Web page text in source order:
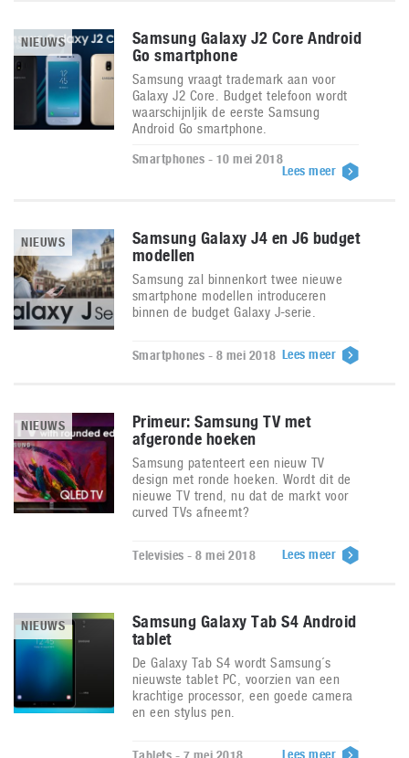
NIEUWS
Samsung Galaxy J2 Core Android
Go smartphone
Samsung vraagt trademark aan voor
Galaxy J2 Core. Budget telefoon wordt
waarschijnljik de eerste Samsung
Android Go smartphone.
Smartphones - 10 mei 2018
Lees meer
NIEUWS
Samsung Galaxy J4 en J6 budget
modellen
Samsung zal binnenkort twee nieuwe
smartphone modellen introduceren
binnen de budget Galaxy J-serie.
Smartphones - 8 mei 2018 Lees meer
NIEUWS
Primeur: Samsung TV met
afgeronde hoeken
Samsung patenteert een nieuw TV
design met ronde hoeken. Wordt dit de
nieuwe TV trend, nu dat de markt voor
curved TVs afneemt?
Televisies - 8 mei 2018 Lees meer
NIEUWS
Samsung Galaxy Tab S4 Android
tablet
De Galaxy Tab S4 wordt Samsung´s
nieuwste tablet PC, voorzien van een
krachtige processor, een goede camera
en een stylus pen.
Lees meer